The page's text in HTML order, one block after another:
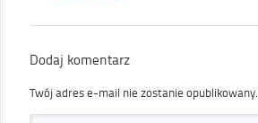
Dodaj komentarz
Twój adres e-mail nie zostanie opublikowany.